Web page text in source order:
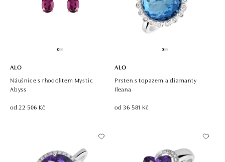
ALO
Náušnice s rhodolitem Mystic
Abyss
od 22 506 Kč
ALO
Prsten s topazem a diamanty
Ileana
od 36 581 Kč